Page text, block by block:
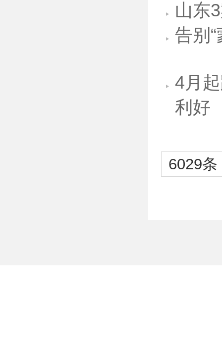
山东
告别
4月
利好
6029条